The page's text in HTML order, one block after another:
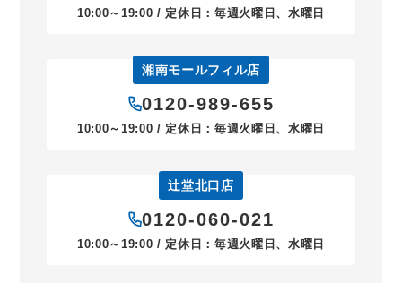
10:00～19:00 / 定休日：毎週火曜日、水曜日
湘南モールフィル店
0120-989-655
10:00～19:00 / 定休日：毎週火曜日、水曜日
辻堂北口店
0120-060-021
10:00～19:00 / 定休日：毎週火曜日、水曜日